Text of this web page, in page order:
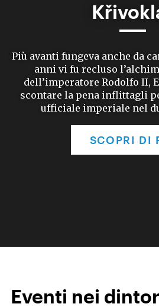
Più avanti fungeva anche da
anni vi fu recluso
dell’imperatore Rodolfo II,
scontare la pena inflittagli
ufficiale imperiale nel
SCOPRI DI
Eventi nei